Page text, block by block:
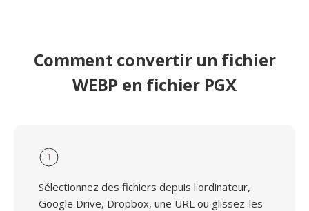
Comment convertir un fichier
WEBP en fichier PGX
1
Sélectionnez des fichiers depuis l'ordinateur,
Google Drive, Dropbox, une URL ou glissez-les